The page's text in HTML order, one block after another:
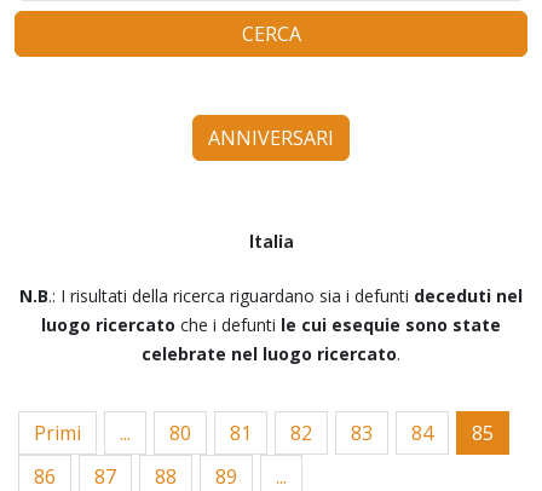
CERCA
ANNIVERSARI
Italia
N.B.: I risultati della ricerca riguardano sia i defunti deceduti nel
luogo ricercato che i defunti le cui esequie sono state
celebrate nel luogo ricercato.
Primi ... 80 81 82 83 84
85
86
87 88 89 ...